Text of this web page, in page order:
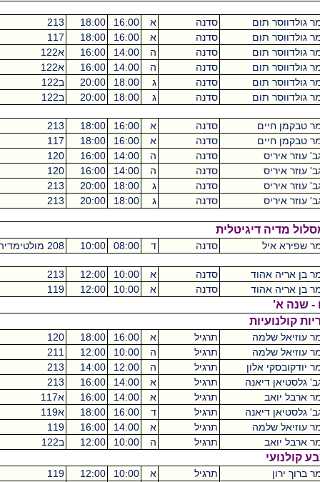
סדנה א 16:00
18:00
213 מכסיקו
סדנה א 16:00
18:00
117 מכסיקו
סדנה ה 14:00
16:00 א122 מכסיקו
סדנה ה 14:00
16:00 א122 מכסיקו
סדנה ג 18:00
20:00 ב122 מכסיקו
סדנה ג 18:00
20:00 ב122 מכסיקו
סדנה א 16:00
18:00
213 מכסיקו
סדנה א 16:00
18:00
117 מכסיקו
סדנה
ה 14:00
16:00
120 מכסיקו
סדנה
ה 14:00
16:00
120 מכסיקו
סדנה
ג 18:00
20:00
213 מכסיקו
סדנה
ג 18:00
20:00
213 מכסיקו
סדנה ד 08:00
10:00 208 מולטימדיה מכסיקו 0
סדנה א 10:00
12:00
213 מכסיקו
סדנה א 10:00
12:00
119 מכסיקו
תרגיל א 16:00
18:00
120 מכסיקו
תרגיל ה 10:00
12:00
211 מכסיקו
תרגיל ה 12:00
14:00
213 מכסיקו
תרגיל א 14:00
16:00
213 מכסיקו
תרגיל
א 14:00
16:00 א117 מכסיקו
תרגיל ד 16:00
18:00 א119 מכסיקו
תרגיל א 14:00
16:00
119 מכסיקו
תרגיל
ה 10:00
12:00 ב122 מכסיקו
תרגיל א 10:00
12:00
119 מכסיקו